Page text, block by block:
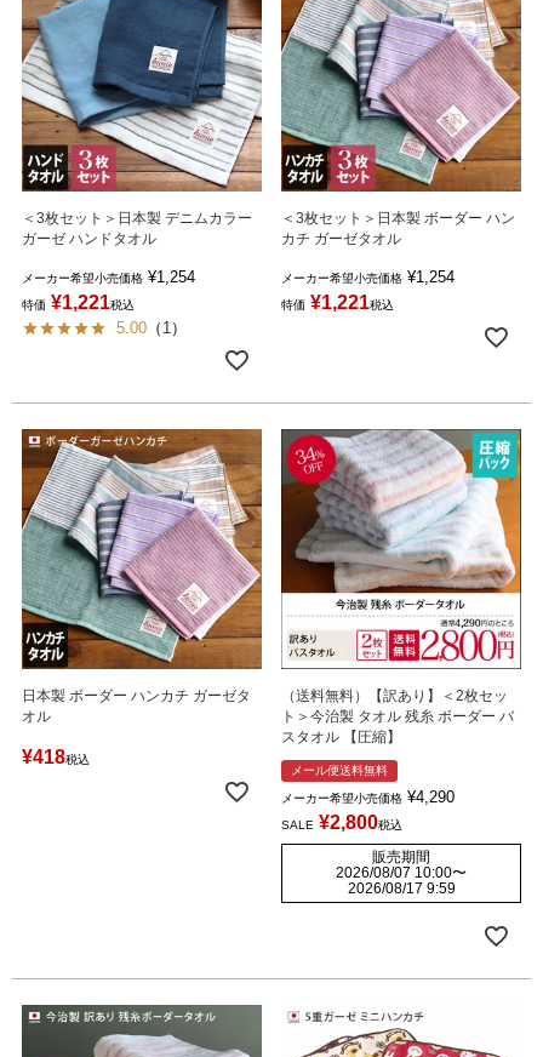
＜3枚セット＞日本製 デニムカラー
ガーゼ ハンドタオル
メーカー希望小売価格 ¥1,254
特価 ¥1,221税込
5.00 （ 1 ）
＜3枚セット＞日本製 ボーダー ハン
カチ ガーゼタオル
メーカー希望小売価格 ¥1,254
特価 ¥1,221税込
日本製 ボーダー ハンカチ ガーゼタ
オル
¥418税込
（送料無料）【訳あり】＜2枚セッ
ト＞今治製 タオル 残糸 ボーダー バ
スタオル 【圧縮】
メール便送料無料
メーカー希望小売価格 ¥4,290
SALE ¥2,800税込
販売期間
2026/08/07 10:00〜
2026/08/17 9:59